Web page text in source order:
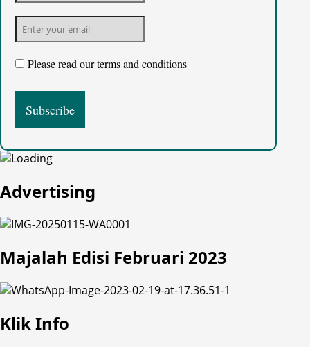
Please read ourterms and conditions
Advertising
Majalah Edisi Februari 2023
Klik Info